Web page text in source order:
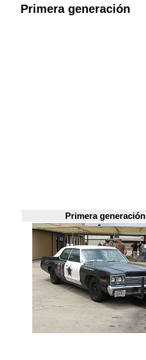
Primera generación
Primera generación